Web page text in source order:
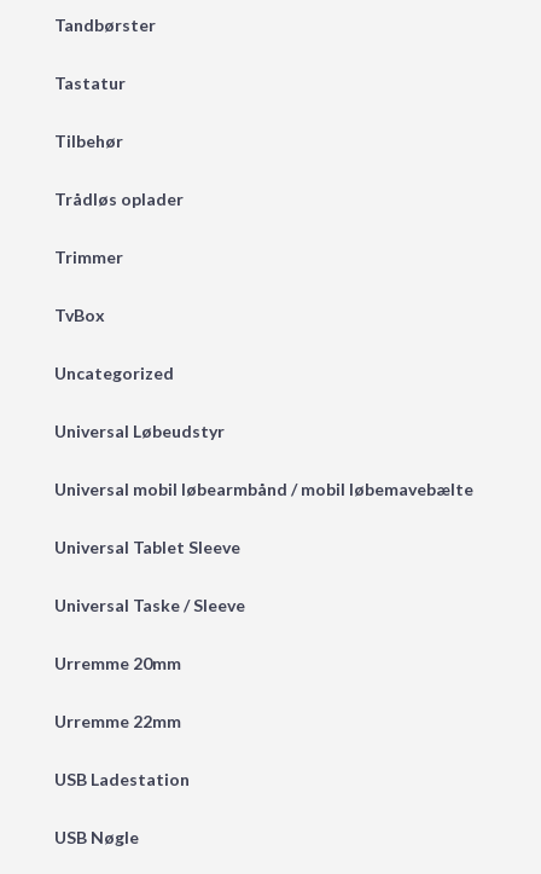
Tandbørster
Tastatur
Tilbehør
Trådløs oplader
Trimmer
TvBox
Uncategorized
Universal Løbeudstyr
Universal mobil løbearmbånd / mobil løbemavebælte
Universal Tablet Sleeve
Universal Taske / Sleeve
Urremme 20mm
Urremme 22mm
USB Ladestation
USB Nøgle